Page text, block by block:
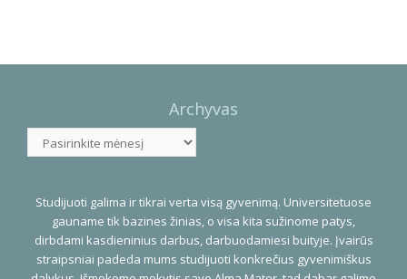
Navigation
Archyvas
Studijuoti galima ir tikrai verta visą gyvenimą. Universitetuose
gauname tik bazines žinias, o visa kita sužinome patys,
dirbdami kasdieninius darbus, darbuodamiesi buityje. Įvairūs
straipsniai padeda mums studijuoti konkrečius gyvenimiškus